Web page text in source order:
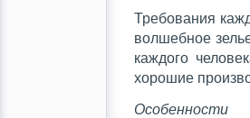
Требования
волшебное
каждого
хорошие
Особенности